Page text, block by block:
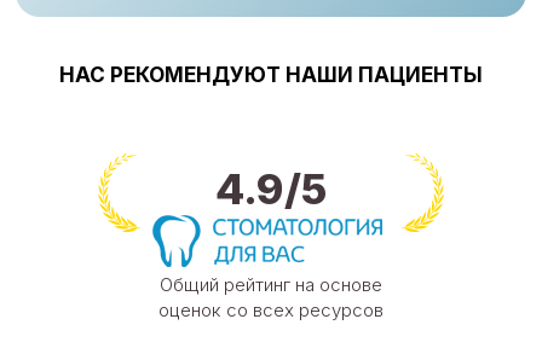
НАС РЕКОМЕНДУЮТ НАШИ ПАЦИЕНТЫ
4.9/5
Общий рейтинг на основе
оценок со всех ресурсов